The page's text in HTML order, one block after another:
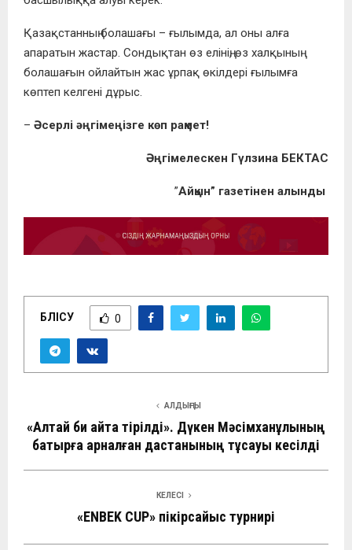
Қазақстанның болашағы – ғылымда, ал оны алға
апаратын жастар. Сондықтан өз елінің, өз халқының
болашағын ойлайтын жас ұрпақ өкілдері ғылымға
көптеп келгені дұрыс.
– Әсерлі әңгімеңізге көп рақмет!
Әңгімелескен Гүлзина БЕКТАС
”Айқын” газетінен алынды
БӨЛІСУ 0
АЛДЫҢҒЫ
«Алтай би қайта тірілді». Дүкен Мәсімханұлының
батырға арналған дастанының тұсауы кесілді
КЕЛЕСІ
«ENBEK CUP» пікірсайыс турнирі